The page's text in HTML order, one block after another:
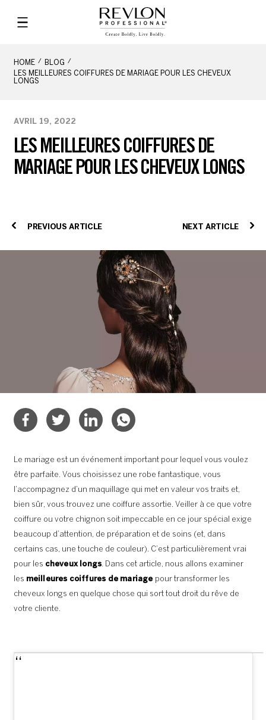
HOME
BLOG
LES MEILLEURES COIFFURES DE MARIAGE POUR LES CHEVEUX
LONGS
LES MEILLEURES COIFFURES DE
MARIAGE POUR LES CHEVEUX LONGS
AVRIL 19, 2022
PREVIOUS ARTICLE NEXT ARTICLE
Le mariage est un événement important pour lequel vous voulez
être parfaite. Vous choisissez une robe fantastique, vous
l’accompagnez d’un maquillage qui met en valeur vos traits et,
bien sûr, vous trouvez une coiffure assortie. Veiller à ce que votre
coiffure ou votre chignon soit impeccable en ce jour spécial exige
beaucoup d’attention, de préparation et de soins (et, dans
certains cas, une touche de couleur). C’est particulièrement vrai
pour les cheveux longs. Dans cet article, nous allons examiner
les meilleures coiffures de mariage pour transformer les
cheveux longs en quelque chose qui sort tout droit du rêve de
votre cliente.